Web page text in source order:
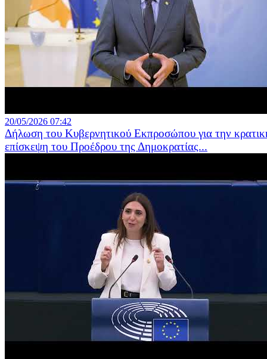
20/05/2026 07:42
Δήλωση του Κυβερνητικού Εκπροσώπου για την
επίσκεψη του Προέδρου της Δημοκρατίας...